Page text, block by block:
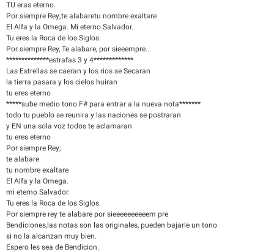
TU eras eterno.
Por siempre Rey;te alabaretu nombre exaltare
El Alfa y la Omega. Mi eterno Salvador.
Tu eres la Roca de los Siglos.
Por siempre Rey, Te alabare, por sieeempre...
**************estrafas 3 y 4*************
Las Estrellas se caeran y los rios se Secaran
la tierra pasara y los cielos huiran
tu eres eterno
*****sube medio tono F# para entrar a la nueva nota*******
todo tu pueblo se reunira y las naciones se postraran
y EN una sola voz todos te aclamaran
tu eres eterno
Por siempre Rey;
te alabare
tu nombre exaltare
El Alfa y la Omega.
mi eterno Salvador.
Tu eres la Roca de los Siglos.
Por siempre rey te alabare por sieeeeeeeeeem pre
Bendiciones,las notas son las originales, pueden bajarle un tono
si no la alcanzan muy bien.
Espero les sea de Bendicion.